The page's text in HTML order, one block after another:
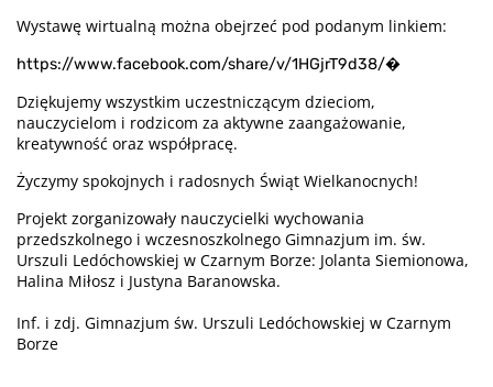
Wystawę wirtualną można obejrzeć pod podanym linkiem:
https://www.facebook.com/share/v/1HGjrT9d38/⁠�
Dziękujemy wszystkim uczestniczącym dzieciom,
nauczycielom i rodzicom za aktywne zaangażowanie,
kreatywność oraz współpracę.
Życzymy spokojnych i radosnych Świąt Wielkanocnych!
Projekt zorganizowały nauczycielki wychowania
przedszkolnego i wczesnoszkolnego Gimnazjum im. św.
Urszuli Ledóchowskiej w Czarnym Borze: Jolanta Siemionowa,
Halina Miłosz i Justyna Baranowska.
Inf. i zdj. Gimnazjum św. Urszuli Ledóchowskiej w Czarnym
Borze